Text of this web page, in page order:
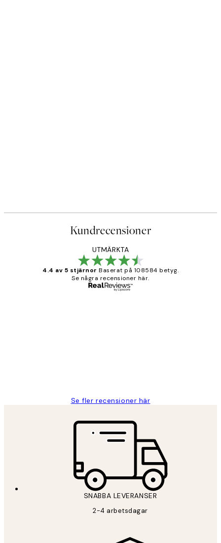
Kundrecensioner
UTMÄRKTA
4.4 av 5 stjärnor Baserat på 108584 betyg.
Se några recensioner här.
Se fler recensioner här
SNABBA LEVERANSER
2-4 arbetsdagar